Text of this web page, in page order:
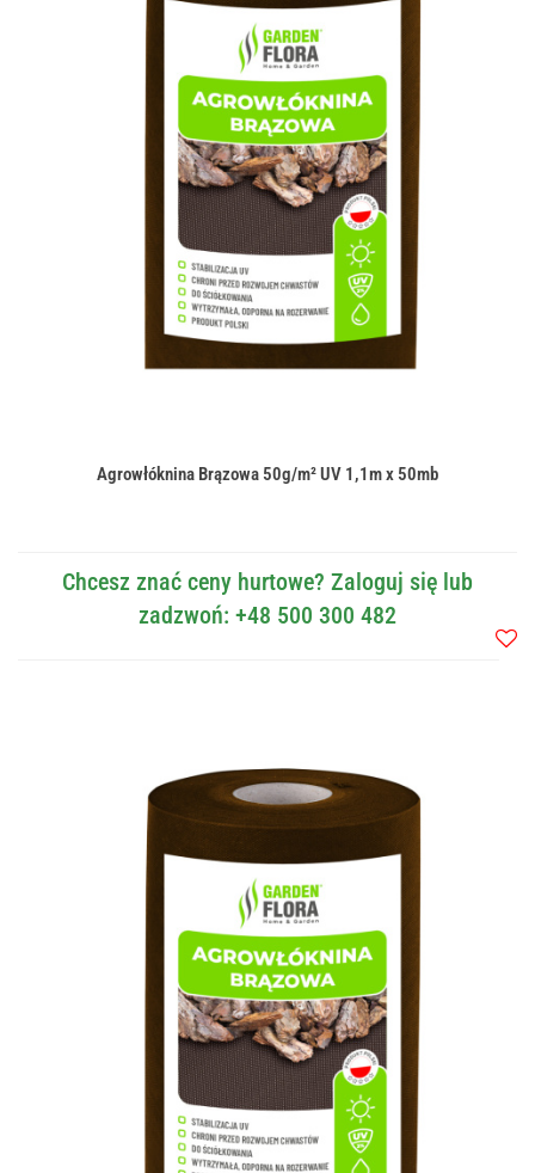
Agrowłóknina Brązowa 50g/m² UV 1,1m x 50mb
Chcesz znać ceny hurtowe? Zaloguj się lub
zadzwoń: +48 500 300 482